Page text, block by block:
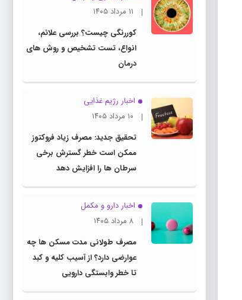
۱۱ مرداد ۱۴۰۵
کوررنگی چیست؟ بررسی علائم،
انواع، تست تشخیص و روش های
درمان
اخبار رژیم غذایی
۱۰ مرداد ۱۴۰۵
تحقیق جدید: مصرف زیاد فروکتوز
ممکن است خطر گسترش برخی
سرطان ها را افزایش دهد
اخبار دارو و مکمل
۸ مرداد ۱۴۰۵
مصرف طولانی مدت مسکن ها چه
عوارضی دارد؟ از آسیب کلیه و کبد
تا خطر وابستگی دارویی